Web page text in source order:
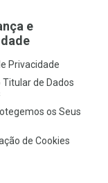
e
Privacidade
Titular de Dados
os Seus
de Cookies